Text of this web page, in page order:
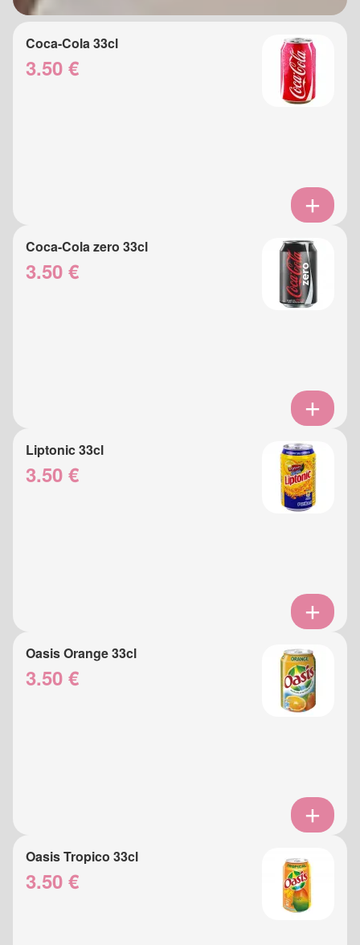
Coca-Cola 33cl
3.50 €
Coca-Cola zero 33cl
3.50 €
Liptonic 33cl
3.50 €
Oasis Orange 33cl
3.50 €
Oasis Tropico 33cl
3.50 €